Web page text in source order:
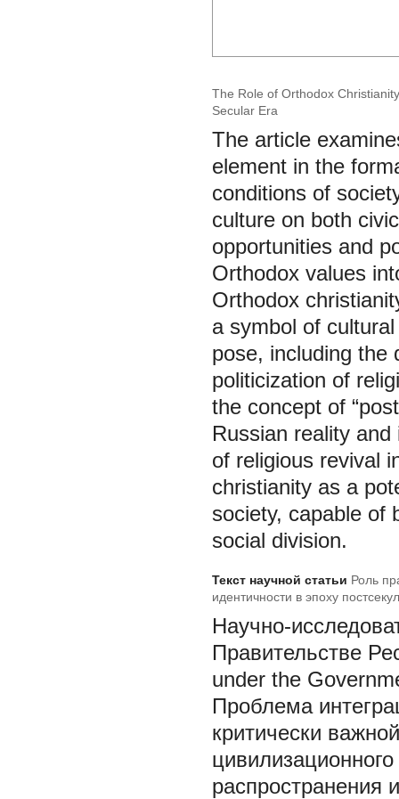
The Role of Orthodox
Secular Era
The article
element in the
conditions of
culture on both
opportunities and
Orthodox values
Orthodox
a symbol of
pose, including the
politicization of
the concept of
Russian reality
of religious revival
christianity as a
society, capable of
social division.
Текст научной статьи Роль
идентичности в эпоху
Научно-
Правительстве
under the
Проблема
критически
распространения